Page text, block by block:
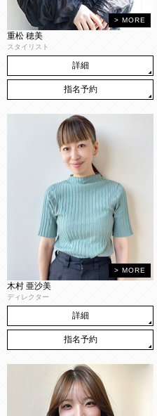
重松 穂美
スタイリスト
詳細
指名予約
木村 亜沙美
ディレクター
詳細
指名予約